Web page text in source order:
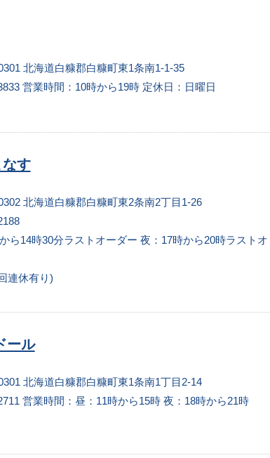
北海道白糠郡白糠町東1条南1-1-35
営業時間：10時から19時 定休日：日曜日
す
北海道白糠郡白糠町東2条南2丁目1-26
ら14時30分ラストオーダー 夜：17時から20時ラストオ
連休有り)
ール
北海道白糠郡白糠町東1条南1丁目2-14
営業時間：昼：11時から15時 夜：18時から21時